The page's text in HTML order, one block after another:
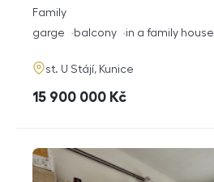
rozměry
disposition
Family
funkce
garge balcony in a family house
adresa
st. U Stájí, Kunice
cena
15 900 000 Kč